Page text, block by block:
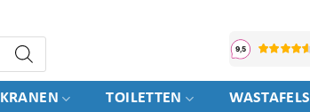
KRANEN TOILETTEN WASTAFELS